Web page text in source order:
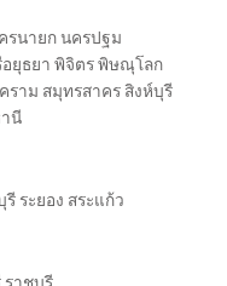
รนายก นครปฐม
ยุธยา พิจิตร พิษณุโลก
ราม สมุทรสาคร สิงห์บุรี
นี
ระยอง สระแก้ว